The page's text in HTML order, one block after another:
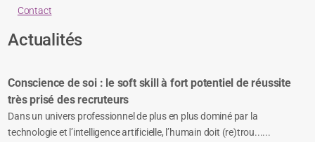
Contact
Actualités
Conscience de soi : le soft skill à fort potentiel de réussite
très prisé des recruteurs
Dans un univers professionnel de plus en plus dominé par la
technologie et l’intelligence artificielle, l’humain doit (re)trou......